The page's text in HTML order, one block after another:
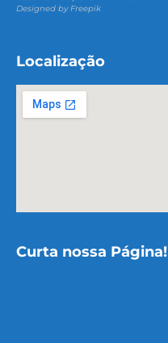
Designed by Freepik
Localização
Curta nossa Página!